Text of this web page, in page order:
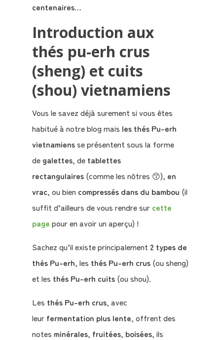
centenaires…
Introduction aux
thés pu-erh crus
(sheng) et cuits
(shou) vietnamiens
Vous le savez déjà surement si vous êtes
habitué à notre blog mais les thés Pu-erh
vietnamiensse présentent sous la forme
de galettes, de tablettes
rectangulaires (comme les nôtres 😙), en
vrac, ou biencompressés dans du bambou (il
suffit d’ailleurs de vous rendre surcette
page pour en avoir un aperçu) !
Sachez qu’il existe principalement 2 types de
thés Pu-erh, les thés Pu-erh crus(ou sheng)
et les thés Pu-erh cuits(ou shou).
Les thés Pu-erh crus, avec
leurfermentation plus lente, offrent des
notes minérales, fruitées, boisées, ils